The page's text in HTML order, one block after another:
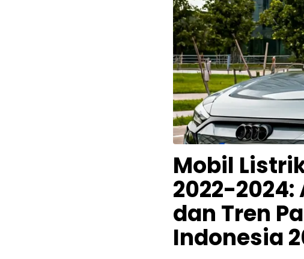
Mobil
2022-
dan Tren
Indonesia